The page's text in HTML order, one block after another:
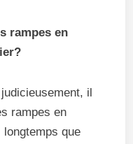
rampes en
il
rampes en
que